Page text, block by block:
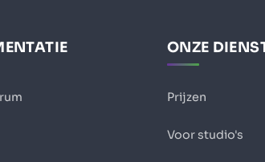
ONZE
Prijzen
Voor studio's